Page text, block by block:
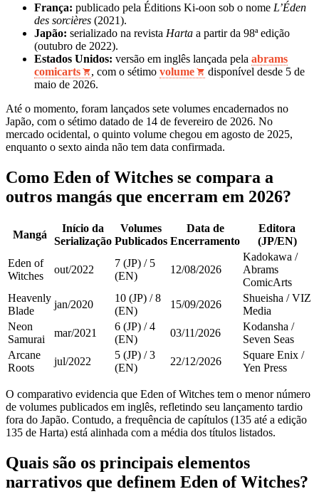
França: publicado pela Éditions Ki-oon sob o nome L’Éden
des sorcières (2021).
Japão: serializado na revista Harta a partir da 98ª edição
(outubro de 2022).
Estados Unidos: versão em inglês lançada pela abrams
comicarts
, com o sétimo volume
disponível desde 5 de
maio de 2026.
Até o momento, foram lançados sete volumes encadernados no
Japão, com o sétimo datado de 14 de fevereiro de 2026. No
mercado ocidental, o quinto volume chegou em agosto de 2025,
enquanto o sexto ainda não tem data confirmada.
Como Eden of Witches se compara a
outros mangás que encerram em 2026?
Mangá
Início da
Serialização
Volumes
Publicados
Data de
Encerramento
Editora
(JP/EN)
Eden of
Witches
out/2022
7 (JP) / 5
(EN)
12/08/2026
Kadokawa /
Abrams
ComicArts
Heavenly
Blade
jan/2020
10 (JP) / 8
(EN)
15/09/2026
Shueisha / VIZ
Media
Neon
Samurai
mar/2021
6 (JP) / 4
(EN)
03/11/2026
Kodansha /
Seven Seas
Arcane
Roots
jul/2022
5 (JP) / 3
(EN)
22/12/2026
Square Enix /
Yen Press
O comparativo evidencia que Eden of Witches tem o menor número
de volumes publicados em inglês, refletindo seu lançamento tardio
fora do Japão. Contudo, a frequência de capítulos (135 até a edição
135 de Harta) está alinhada com a média dos títulos listados.
Quais são os principais elementos
narrativos que definem Eden of Witches?